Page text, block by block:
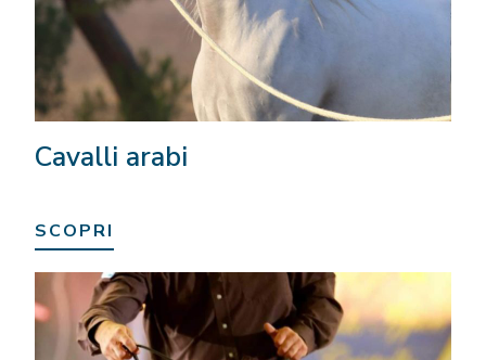
Cavalli arabi
SCOPRI